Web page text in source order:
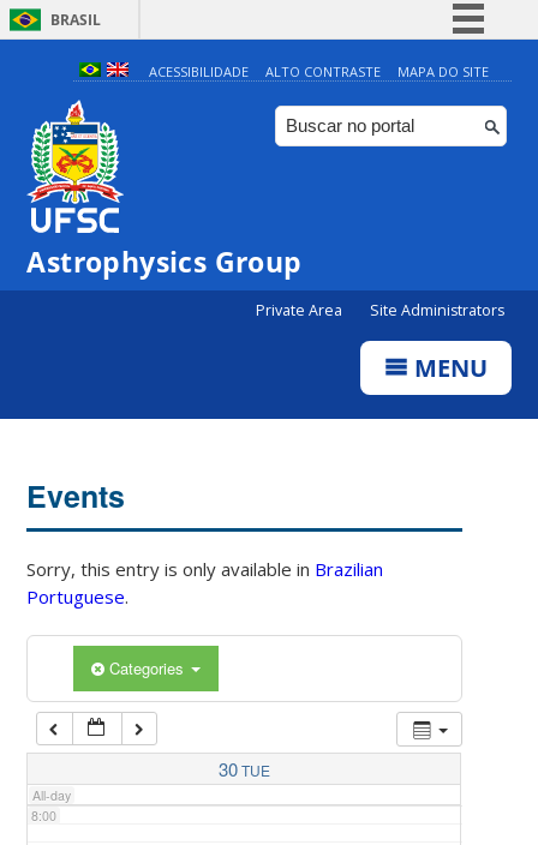
BRASIL
Simplifique!
Comunica BR
Participe
ACESSIBILIDADE ALTO CONTRASTE MAPA DO SITE
Astrophysics Group
Private Area Site Administrators
MENU
Events
Sorry, this entry is only available in Brazilian
Portuguese.
Categories
30TUE
All-day
4:00
5:00
7:00
8:00